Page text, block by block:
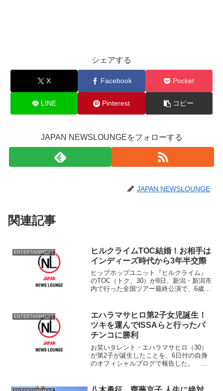
シェアする
X Facebook Pocket
LINE Pinterest コピー
JAPAN NEWSLOUNGEをフォローする
JAPAN NEWSLOUNGE
関連記事
ENTERTAINMENT
ヒルクライムTOC結婚！お相手は
インディーズ時代から3年半交際
ヒップホップユニット『ヒルクライム』
のTOC（トク、30）が8日、新潟・新潟市
内で行った全国ツアー最終公演で、6歳年
TOCがインディーズ時代に働いていた新
潟県内のバーに女...
ENTERTAINMENT
エハラマサヒロ第2子女児誕生！
ツキを運んでISSAらと行ったパ
チンコに勝利
お笑いタレント・エハラマサヒロ（30）
が第2子が誕生したことを、6日付の自身
のオフィシャルブログで報告した。
に！！ついに！！ついに産まれたぞ